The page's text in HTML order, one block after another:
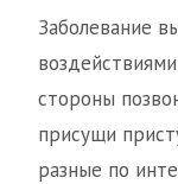
Заболевание
стороны
присущи
разные по